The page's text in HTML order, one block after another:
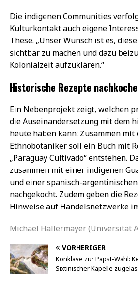
Die indigenen Communities
Kulturkontakt auch eigene
These. „Unser Wunsch ist es,
sichtbar zu machen und dazu
Kolonialzeit aufzuklären.“
Historische Rezepte
Ein Nebenprojekt zeigt, welchen
die Auseinandersetzung mit dem
heute haben kann: Zusammen mit
Ethnobotaniker soll ein Buch mit
„Paraguay Cultivado“ entstehen.
zusammen mit einer indigenen
und einer spanisch-
nachgekocht. Zudem geben die
Hinweise auf Handelsnetzwerke
Michael Hallermayer (Universität
VORHERIGER
Konklave zur Papst-Wahl:
Sixtinischer Kapelle